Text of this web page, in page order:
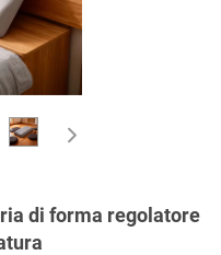
di forma regolatore